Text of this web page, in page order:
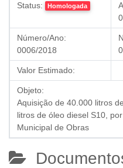
Status: Homologada
Número/Ano:
0006/2018
Valor Estimado:
Objeto:
Aquisição de 40.000 litros
litros de óleo diesel S10,
Municipal de Obras